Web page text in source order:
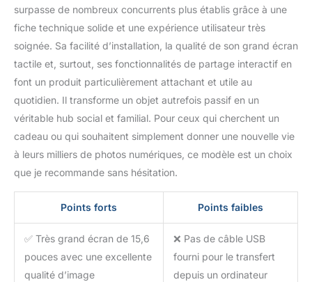
service de remplacement
d'un an ainsi qu'une
assistance technique à
vie. Si vous avez des
questions concernant
notre cadre photo
numérique, n'hésitez pas
immédiatement - nous
nous engageons à vous
fournir une solution
satisfaisante dans les 24
surpasse de nombreux concurrents plus établis grâce à une
fiche technique solide et une expérience utilisateur très
soignée. Sa facilité d’installation, la qualité de son grand écran
tactile et, surtout, ses fonctionnalités de partage interactif en
font un produit particulièrement attachant et utile au
quotidien. Il transforme un objet autrefois passif en un
véritable hub social et familial. Pour ceux qui cherchent un
cadeau ou qui souhaitent simplement donner une nouvelle vie
à leurs milliers de photos numériques, ce modèle est un choix
que je recommande sans hésitation.
Points forts Points faibles
✅ Très grand écran de 15,6
pouces avec une excellente
qualité d’image
❌ Pas de câble USB
fourni pour le transfert
depuis un ordinateur